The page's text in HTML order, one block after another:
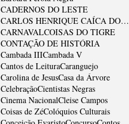
CADERNOS DO LESTE
CARLOS HENRIQUE CAÍCA DOS SANTOS
CARNAVALCOISAS DO TIGRE
CONTAÇÃO DE HISTÓRIA
Cambada IIICambada V
Cantos de LeituraCaranguejo
Carolina de JesusCasa da Árvore
CelebraçãoCientistas Negras
Cinema NacionalCleise Campos
Coisas de ZéColóquios Culturais